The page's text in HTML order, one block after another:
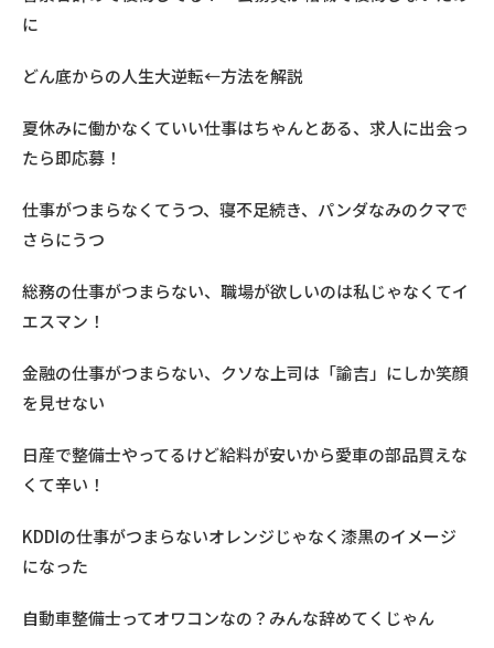
に
どん底からの人生大逆転←方法を解説
夏休みに働かなくていい仕事はちゃんとある、求人に出会っ
たら即応募！
仕事がつまらなくてうつ、寝不足続き、パンダなみのクマで
さらにうつ
総務の仕事がつまらない、職場が欲しいのは私じゃなくてイ
エスマン！
金融の仕事がつまらない、クソな上司は「諭吉」にしか笑顔
を見せない
日産で整備士やってるけど給料が安いから愛車の部品買えな
くて辛い！
KDDIの仕事がつまらないオレンジじゃなく漆黒のイメージ
になった
自動車整備士ってオワコンなの？みんな辞めてくじゃん